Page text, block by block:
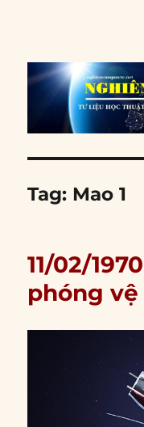
Tag: Mao 1
11/02/
phóng